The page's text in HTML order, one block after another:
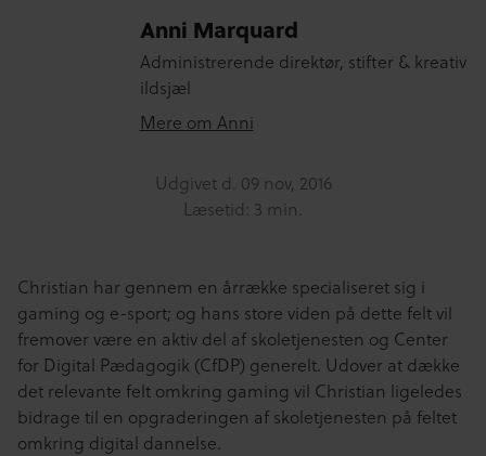
Anni Marquard
Administrerende direktør, stifter & kreativ
ildsjæl
Mere om Anni
Udgivet d. 09 nov, 2016
Læsetid: 3 min.
Christian har gennem en årrække specialiseret sig i
gaming og e-sport; og hans store viden på dette felt vil
fremover være en aktiv del af skoletjenesten og Center
for Digital Pædagogik (CfDP) generelt. Udover at dække
det relevante felt omkring gaming vil Christian ligeledes
bidrage til en opgraderingen af skoletjenesten på feltet
omkring digital dannelse.